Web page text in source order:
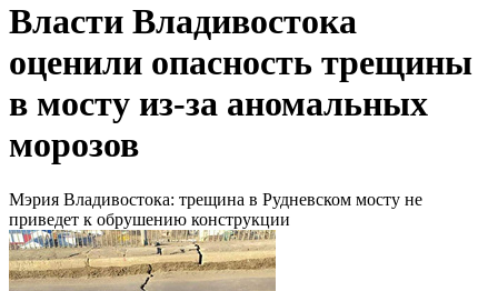
Власти Владивостока
оценили опасность трещины
в мосту из-за аномальных
морозов
Мэрия Владивостока: трещина в Рудневском мосту не
приведет к обрушению конструкции